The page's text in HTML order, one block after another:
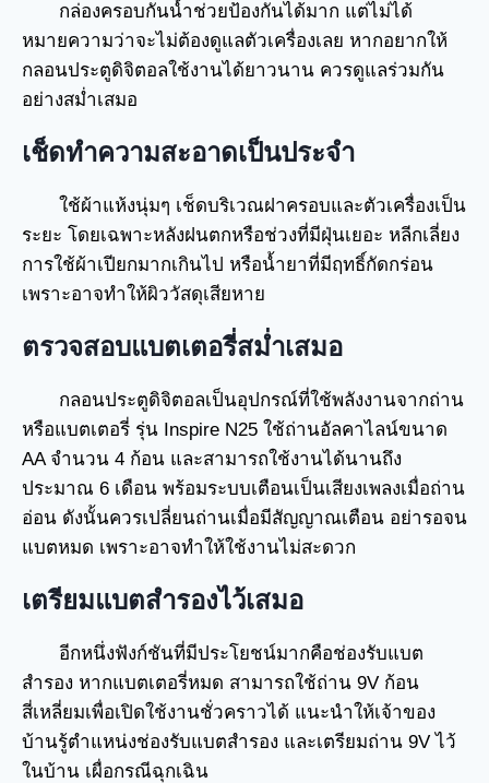
กล่องครอบกันน้ำช่วยป้องกันได้มาก แต่ไม่ได้
หมายความว่าจะไม่ต้องดูแลตัวเครื่องเลย หากอยากให้
กลอนประตูดิจิตอลใช้งานได้ยาวนาน ควรดูแลร่วมกัน
อย่างสม่ำเสมอ
เช็ดทำความสะอาดเป็นประจำ
ใช้ผ้าแห้งนุ่มๆ เช็ดบริเวณฝาครอบและตัวเครื่องเป็น
ระยะ โดยเฉพาะหลังฝนตกหรือช่วงที่มีฝุ่นเยอะ หลีกเลี่ยง
การใช้ผ้าเปียกมากเกินไป หรือน้ำยาที่มีฤทธิ์กัดกร่อน
เพราะอาจทำให้ผิววัสดุเสียหาย
ตรวจสอบแบตเตอรี่สม่ำเสมอ
กลอนประตูดิจิตอลเป็นอุปกรณ์ที่ใช้พลังงานจากถ่าน
หรือแบตเตอรี่ รุ่น Inspire N25 ใช้ถ่านอัลคาไลน์ขนาด
AA จำนวน 4 ก้อน และสามารถใช้งานได้นานถึง
ประมาณ 6 เดือน พร้อมระบบเตือนเป็นเสียงเพลงเมื่อถ่าน
อ่อน ดังนั้นควรเปลี่ยนถ่านเมื่อมีสัญญาณเตือน อย่ารอจน
แบตหมด เพราะอาจทำให้ใช้งานไม่สะดวก
เตรียมแบตสำรองไว้เสมอ
อีกหนึ่งฟังก์ชันที่มีประโยชน์มากคือช่องรับแบต
สำรอง หากแบตเตอรี่หมด สามารถใช้ถ่าน 9V ก้อน
สี่เหลี่ยมเพื่อเปิดใช้งานชั่วคราวได้ แนะนำให้เจ้าของ
บ้านรู้ตำแหน่งช่องรับแบตสำรอง และเตรียมถ่าน 9V ไว้
ในบ้าน เผื่อกรณีฉุกเฉิน